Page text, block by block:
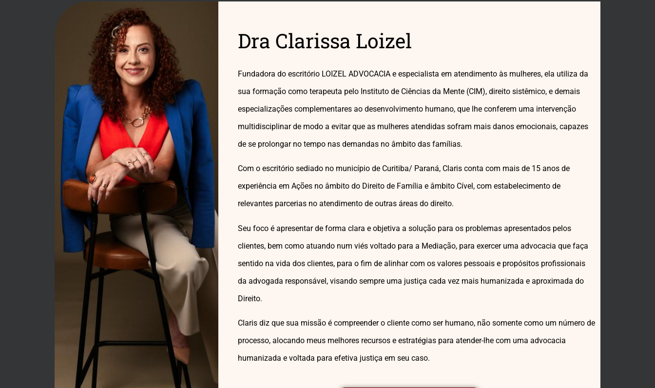
Dra Clarissa Loizel
Fundadora do escritório LOIZEL ADVOCACIA e especialista em atendimento às mulheres, ela utiliza da
sua formação como terapeuta pelo Instituto de Ciências da Mente (CIM), direito sistêmico, e demais
especializações complementares ao desenvolvimento humano, que lhe conferem uma intervenção
multidisciplinar de modo a evitar que as mulheres atendidas sofram mais danos emocionais, capazes
de se prolongar no tempo nas demandas no âmbito das famílias.
Com o escritório sediado no município de Curitiba/ Paraná, Claris conta com mais de 15 anos de
experiência em Ações no âmbito do Direito de Família e âmbito Cível, com estabelecimento de
relevantes parcerias no atendimento de outras áreas do direito.
Seu foco é apresentar de forma clara e objetiva a solução para os problemas apresentados pelos
clientes, bem como atuando num viés voltado para a Mediação, para exercer uma advocacia que faça
sentido na vida dos clientes, para o fim de alinhar com os valores pessoais e propósitos profissionais
da advogada responsável, visando sempre uma justiça cada vez mais humanizada e aproximada do
Direito.
Claris diz que sua missão é compreender o cliente como ser humano, não somente como um número de
processo, alocando meus melhores recursos e estratégias para atender-lhe com uma advocacia
humanizada e voltada para efetiva justiça em seu caso.